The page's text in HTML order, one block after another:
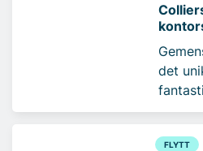
det
FLYTT